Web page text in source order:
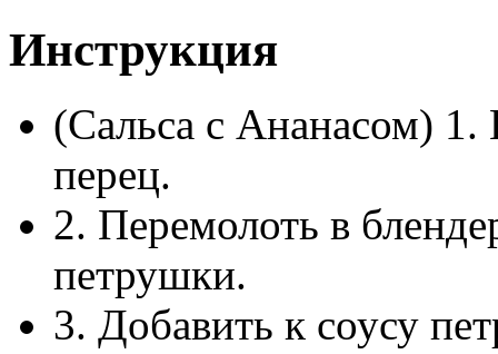
Инструкция
(Сальса с Ананасом) 1.
перец.
2. Перемолоть в
петрушки.
3. Добавить к соусу